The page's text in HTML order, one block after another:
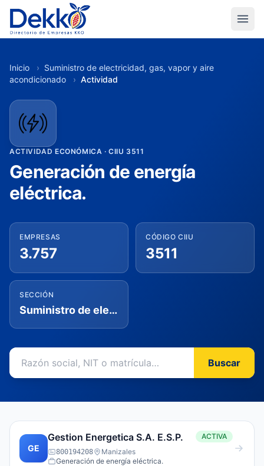
Inicio › Suministro de electricidad, gas, vapor y aire
acondicionado
› Actividad
ACTIVIDAD ECONÓMICA · CIIU 3511
Generación de energía
eléctrica.
EMPRESAS
3.757
CÓDIGO CIIU
3511
SECCIÓN
Suministro de electricidad, gas, vapor y aire acondicionado
Buscar
GE
Gestion Energetica S.A. E.S.P. ACTIVA
800194208
Manizales
Generación de energía eléctrica.